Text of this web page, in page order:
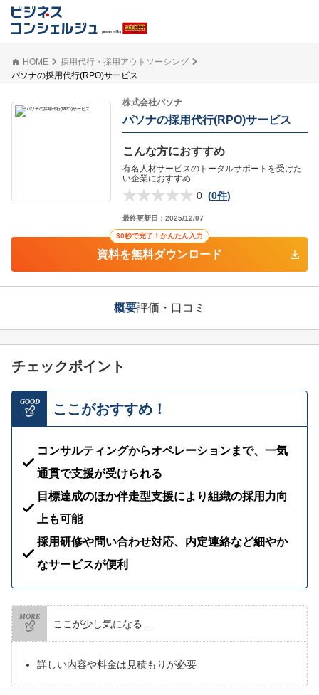
HOME
採用代行・採用アウトソーシング
パソナの採用代行(RPO)サービス
株式会社パソナ
パソナの採用代行(RPO)サービス
こんな方におすすめ
有名人材サービスのトータルサポートを受けた
い企業におすすめ
0 (0件)
最終更新日： 2025/12/07
30秒で完了！かんたん入力
資料を無料ダウンロード
概要評価・口コミ
チェックポイント
GOOD ここがおすすめ！
コンサルティングからオペレーションまで、一気
通貫で支援が受けられる
目標達成のほか伴走型支援により組織の採用力向
上も可能
採用研修や問い合わせ対応​、内定連絡など細やか
なサービスが便利
MORE
ここが少し気になる…
詳しい内容や料金は見積もりが必要